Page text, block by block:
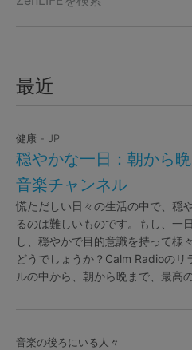
最近
健康 - JP
穏やかな一日：朝から
音楽チャンネル
慌ただしい日々の生活の中で、穏
るのは難しいものです。もし、一
し、穏やかで目的意識を持って様
どうでしょうか？Calm Radioのリ
ルの中から、朝から晩まで、最高
音楽の後ろにいる人々